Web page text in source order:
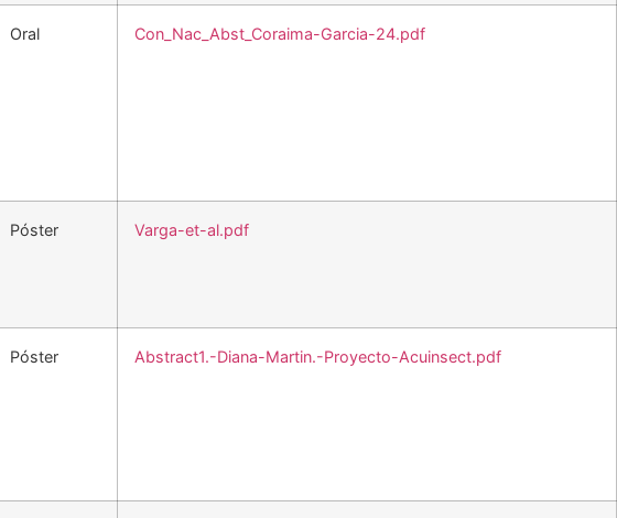
Oral Con_Nac_Abst_Coraima-Garcia-24.pdf
Póster Varga-et-al.pdf
Póster Abstract1.-Diana-Martin.-Proyecto-Acuinsect.pdf